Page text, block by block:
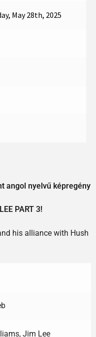
May 28th, 2025
angol nyelvű képregény
PART 3!
his alliance with Hush
Jim Lee